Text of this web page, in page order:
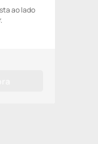
ao lado